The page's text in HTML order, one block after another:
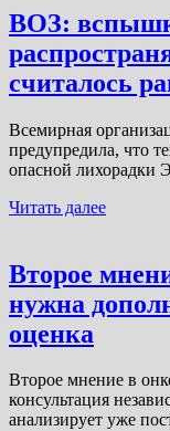
ВОЗ:
считалось
Всемирная
предупредила, что
опасной лихорадки
Читать далее
Второе
нужна
оценка
Второе мнение в
консультация
анализирует уже